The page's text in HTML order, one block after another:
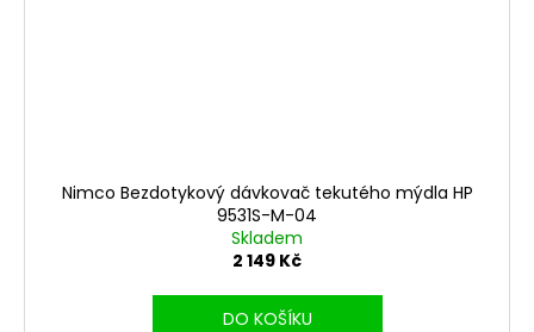
Nimco Bezdotykový dávkovač tekutého mýdla HP
9531S-M-04
Skladem
2 149 Kč
DO KOŠÍKU